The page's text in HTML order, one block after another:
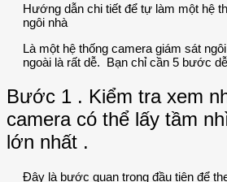
Hướng dẫn chi tiết để tự làm một hệ
ngôi nhà
Là một hệ thống camera giám sát
ngoài là rất dễ. Bạn chỉ cần 5 bước
Bước 1 . Kiểm tra xem
camera có thể lấy tầm
lớn nhất .
Đây là bước quan trọng đầu tiên để